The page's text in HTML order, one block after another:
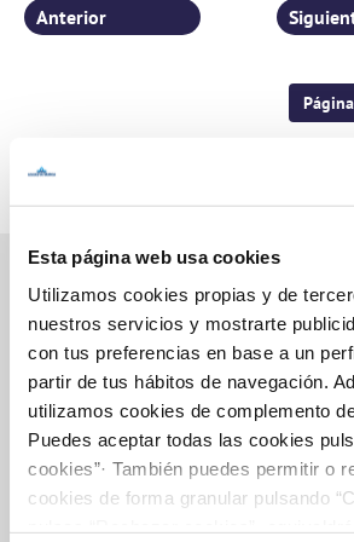
Esta página web usa cookies
Utilizamos cookies propias y de
nuestros servicios y mostrarte
con tus preferencias en base a un
partir de tus hábitos de navegación.
utilizamos cookies de complemento
Puedes aceptar todas las cookies
cookies”· También puedes permitir o
cookies de forma granular pulsando
Anterior
Inicio
Gestiones Online